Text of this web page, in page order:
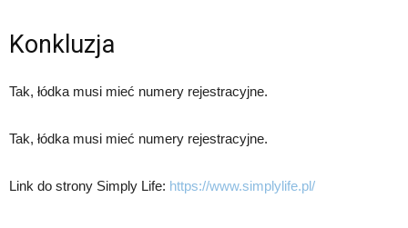
Konkluzja
Tak, łódka musi mieć numery rejestracyjne.
Tak, łódka musi mieć numery rejestracyjne.
Link do strony Simply Life: https://www.simplylife.pl/